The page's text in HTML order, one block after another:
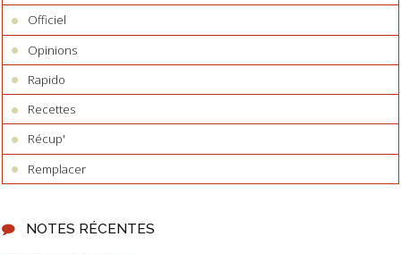
Officiel
Opinions
Rapido
Recettes
Récup'
Remplacer
NOTES RÉCENTES